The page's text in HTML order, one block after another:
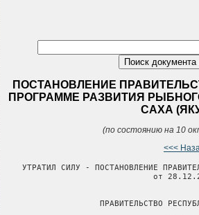
ПОСТАНОВЛЕНИЕ
ПРОГРАММЕ РАЗВИТИЯ
САХА
(по состоянию на 10
<<<
УТРАТИЛ СИЛУ - ПОСТАНОВЛЕНИЕ ПРАВИТЕЛЬСТВА РЕСПУБЛИКИ САХА(ЯКУТИЯ)
		            от 28.12.2001 N 680
 		           
 		                
                 ПРАВИТЕЛЬСТВО РЕСПУБЛИКИ САХА (ЯКУТИЯ)
   
                             ПОСТАНОВЛЕНИЕ
                        от 4 июня 1996 г. N 237
   
                 О ПРОГРАММЕ РАЗВИТИЯ РЫБНОГО ХОЗЯЙСТВА
                        РЕСПУБЛИКИ САХА (ЯКУТИЯ)
   
       В целях  реализации  Концепции  развития   села,   возрождения
   традиционного  промысла  коренного  населения республики,  решения
   социальных  проблем  и  занятости  малочисленных  народов   Севера
   Правительство Республики Саха (Якутия) постановляет:
       1. Утвердить Программу развития рыбной отрасли Республики Саха
   (Якутия)  на период до 2000 года как основное направление развития
   рыбного хозяйства республики согласно приложению N 1.
       2. Министерству  финансов  Республики  Саха (Якутия) (Птицын),
   Министерству экономики Республики Саха (Якутия)  (Кугаевский)  при
   разработке   проектов   бюджетов,   а   также   других  источников
   финансирования на  последующие  годы  предусматривать  направление
   средств на финансирование мероприятий данной программы.
       3. Министерству финансов Республики  Саха  (Якутия)  (Птицын),
   Министерству  сельского хозяйства и продовольствия Республики Саха
   (Якутия)  (Трофимов)  обеспечить  целевое  использование  средств,
   предусмотренных   в     статье  9,  пункт  5,  подпункт  2  Закона
   Республики Саха (Якутия)  "О  государственном  бюджете  Республики
   Саха (Якутия) на 1996 год", согласно приложению N 2.
       4. Фонду  по   управлению   государственным   имуществом   при
   Правительстве    Республики   Саха   (Якутия)   (Федорова)   через
   соответствующие федеральные органы рассмотреть вопрос  о  передаче
   НКРХ   "Балыксыт"   рефрижератора   "Обаятельный",  принадлежащего
   Арктическому морскому пароходству.
       5. Контроль  за исполнением данного постановления возложить на
   заместителя Председателя Правительства  Республики  Саха  (Якутия)
   Е.А.Борисова.
   
                                           Председатель Правительства
                                             Республики Саха (Якутия)
                                                           Ю.КАЙДЫШЕВ
   
   
   
   
   
   
   
                                                       Приложение N 1
                                        к Постановлению Правительства
                                             Республики Саха (Якутия)
                                              от 4 июня 1996 г. N 237
   
                               ПРОГРАММА
            РАЗВИТИЯ РЫБНОЙ ОТРАСЛИ РЕСПУБЛИКИ САХА (ЯКУТИЯ)
                         НА ПЕРИОД ДО 2000 ГОДА
   
       Органичной и   неотъемлемой  частью  Концепции  развития  села
   должен  стать  подъем  и  развитие  рыбной  отрасли,  охватывающей
   экономические  и  социальные  интересы  многих  арктических улусов
   республики.  Республика Саха  (Якутия)  занимает  первое  место  в
   Российской Федерации и в мире по запасам речных деликатесных видов
   рыб,  таких,  как омуль, чир, ряпушка, нельма, таймень, муксун, но
   из-за   отсутствия   современных  баз  хранения,  рыбопереработки,
   компетентных  специалистов,  транспортной  схемы,  рыбной   науки,
   недостаточной эксплуатации озерного фонда это древнее традиционное
   занятие  якутян  находится  в  запущенном  состоянии.  Ежегодно  в
   республике добывается около 6000 тонн рыбы.
       Вместе с тем,  эта цифра могла  бы  быть  намного  больше  при
   условии    наличия    баз    хранения,   соответствующих   средств
   транспортировки,  технологий  переработки.   Именно   по   причине
   отсутствия  этих  условий  по открытой воде (т.е.  в летне-осенний
   период) добывается всего 40% от возможного объема добычи рыбы.
       Для поднятия  экономики  отрасли  и  уровня  жизни  населения,
   занятого в рыбном хозяйстве, разработана Программа развития рыбной
   отрасли Республики Саха (Якутия).
       Программа предусматривает  концентрацию  переработки  рыбы   в
   столице  республики  г.Якутске,  в устье реки Лены в пос.Тикси и в
   устье реки Колымы в пос.Черский,  обрамляющих  нашу  республику  с
   запада и востока.
       Для исполнения  этой  Программы,  при   поддержке   Президента
   Республики Саха (Якутия),  близится к завершающему этапу тендер по
   внедрению импортной технологии в  г.Якутске  и  п.Тикси,  за  счет
   государственных  вложений  строится  цех  жестяно-баночной  тары в
   г.Якутске.
       Эта Программа  выведет  республику в число крупных экспортеров
   сиговых видов рыб - экологически чистых эндемиков.
       Реализация Программы  обеспечит  республике  приток  прибыли в
   рублевом и валютном выражении,  что сыграет  немаловажную  роль  в
   улучшении  жизненного уровня малочисленных народов Республики Саха
   (Якутия).  Расчет валютной выручки при квоте  экспорта  2000  тонн
   составит около 30 млн. долларов США.
       Для более  успешной  реализации  данной  Программы,  т.е.  для
   повышения качества заготовляемой рыбы-сырца,  необходимы следующие
   вложения:
       1. Реконструкция,   строительство   производственных  объектов
   переработки и хранения рыбы по республике на период до  2000  года
   (таблица N 1).
       2. Внедрение  мелких  модулей  малой  производительности   для
   выпуска  полуфабрикатов  и готовой продукции (консервы,  пресервы,
   рыба холодного копчения в вакуумной упаковке в